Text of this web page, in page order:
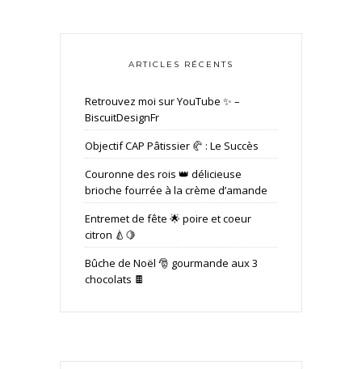
ARTICLES RÉCENTS
Retrouvez moi sur YouTube ✨ –
BiscuitDesignFr
Objectif CAP Pâtissier 🥐 : Le Succès
Couronne des rois 👑 délicieuse
brioche fourrée à la crème d’amande
Entremet de fête 🌟 poire et coeur
citron 🍐🍋
Bûche de Noël 🎅 gourmande aux 3
chocolats 🍫